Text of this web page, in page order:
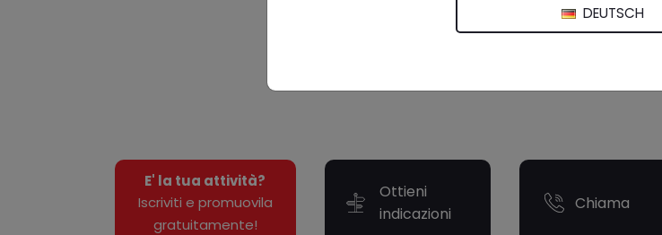
E' la tua attività?
Iscriviti e promuovila
gratuitamente!
Ottieni
indicazioni
Chiama
DEUTSCH